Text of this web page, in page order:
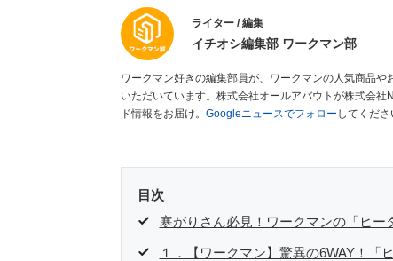
ライター / 編集
イチオシ編集部 ワークマン部
ワークマン好きの編集部員が、ワークマンの人気商品や
いただいています。株式会社オールアバウトが株式会
ド情報をお届け。 Googleニュースでフォロー してくださ
目次
寒がりさん必見！ワークマンの「ヒー
１．【ワークマン】驚異の6WAY！「